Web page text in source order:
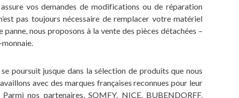
vos demandes de modifications ou de réparation
pas toujours nécessaire de remplacer votre matériel
panne, nous proposons à la vente des pièces détachées –
poursuit jusque dans la sélection de produits que nous
avec des marques françaises reconnues pour leur
nos partenaires, SOMFY, NICE, BUBENDORFF,